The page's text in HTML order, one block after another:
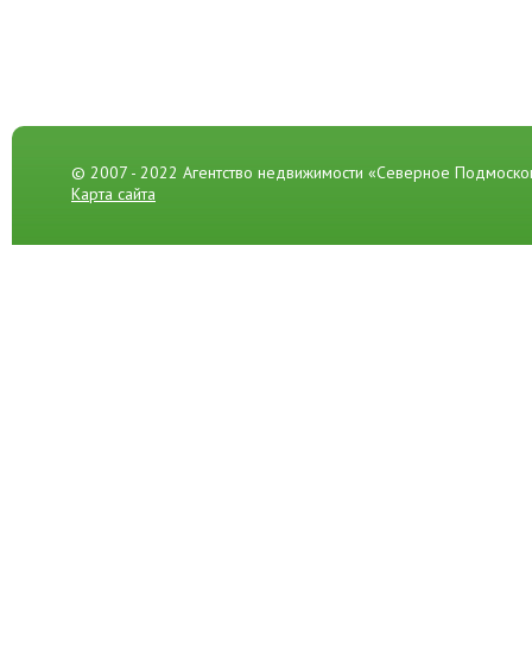
© 2007 - 2022 Агентство недвижимости «Северное
Карта сайта